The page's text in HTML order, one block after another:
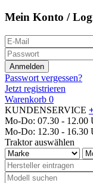
Mein Konto /
Passwort vergessen?
Jetzt registrieren
Warenkorb 0
KUNDENSERVICE
Mo-Do: 07.30 - 12.00
Mo-Do: 12.30 - 16.30
Traktor auswählen